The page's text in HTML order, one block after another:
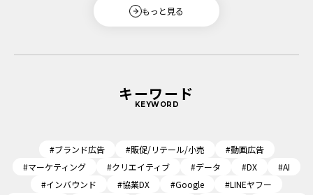
もっと見る
キーワード
KEYWORD
#ブランド広告 #販促/リテール/小売
#動画広告
#マーケティング
#クリエイティブ #データ #DX
#AI
#インバウンド
#協業DX #Google
#LINEヤフー